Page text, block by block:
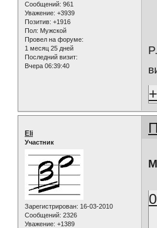
Сообщений: 961
Уважение: +3939
Позитив: +1916
Пол: Мужской
Провел на форуме:
1 месяц 25 дней
Последний визит:
Вчера 06:39:40
Eli
Участник
Зарегистрирован: 16-03-2010
Сообщений: 2326
Уважение: +1389
0